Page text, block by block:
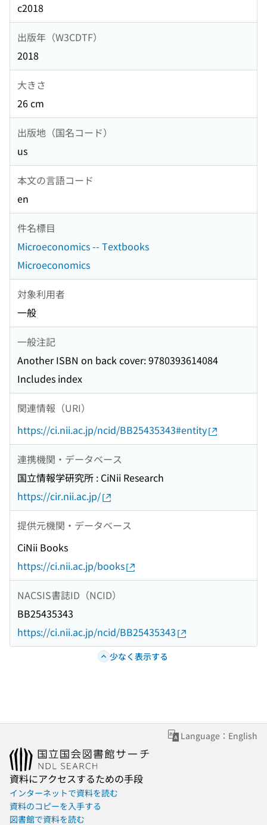
c2018
出版年（W3CDTF）
2018
大きさ
26 cm
出版地（国名コード）
us
本文の言語コード
en
件名標目
Microeconomics -- Textbooks
Microeconomics
対象利用者
一般
一般注記
Another ISBN on back cover: 9780393614084
Includes index
関連情報（URI）
https://ci.nii.ac.jp/ncid/BB25435343#entity
連携機関・データベース
国立情報学研究所 : CiNii Research
https://cir.nii.ac.jp/
提供元機関・データベース
CiNii Books
https://ci.nii.ac.jp/books
NACSIS書誌ID（NCID）
BB25435343
https://ci.nii.ac.jp/ncid/BB25435343
少なく表示する
Language：English
資料にアクセスするための手段
インターネットで資料を読む
資料のコピーを入手する
図書館で資料を読む